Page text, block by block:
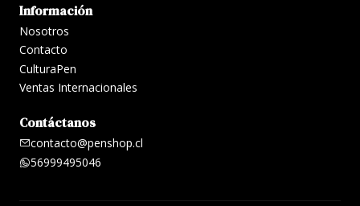
Información
Nosotros
Contacto
CulturaPen
Ventas Internacionales
Contáctanos
contacto@penshop.cl
56999495046